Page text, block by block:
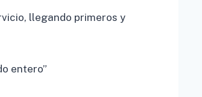
llegando primeros y
entero”